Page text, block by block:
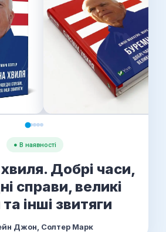
● В наявності
Добрі часи,
справи, великі
інші звитяги
Джон, Солтер Марк